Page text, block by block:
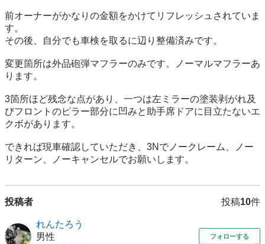
前オーナーがかなりの金額をかけてリフレッシュされていま
す。
その後、自分でも車検を取るに辺り整備済みです。
変更箇所は外品砲弾マフラーのみです。ノーマルマフラーあ
ります。
3箇所ほど残念な点があり、一つは左ミラーの塗装剥がれ及
びフロントのピラー部分に凹みと助手席ドアに目立たないエ
クボがあります。
できれば現車確認していただき、3Nでノークレーム、ノー
リターン、ノーキャンセルでお願いします。
投稿者 投稿10件
れんたろう
男性
フォローする